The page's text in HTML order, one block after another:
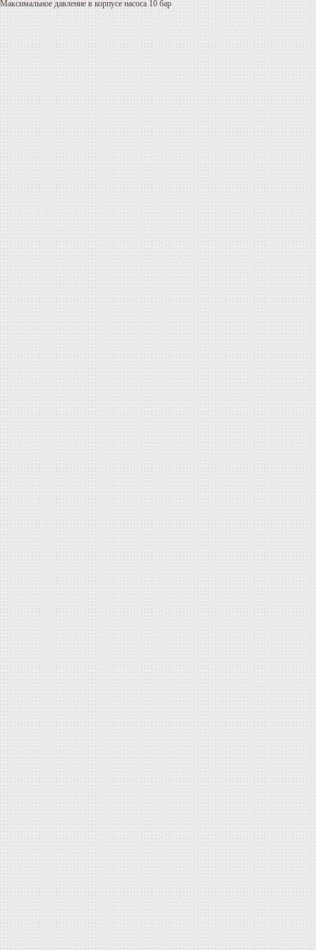
Максимальное давление в корпусе насоса 10 бар